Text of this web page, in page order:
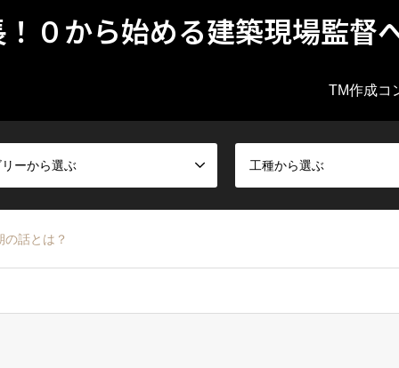
０から始める建築現場監督
TM作成コ
ーから選ぶ 工種から選ぶ
話とは？